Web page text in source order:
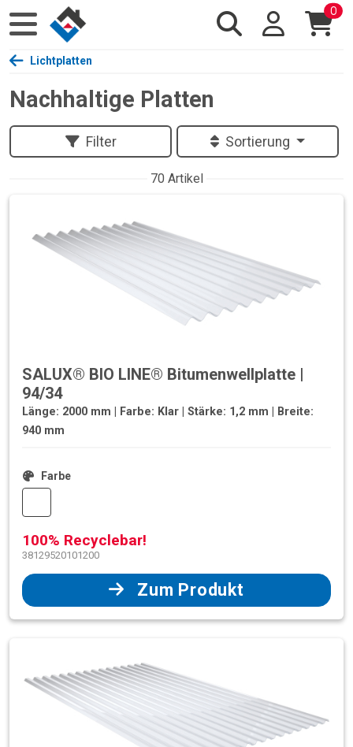
0
Lichtplatten
Nachhaltige Platten
Sortierung
Filter
70 Artikel
SALUX® BIO LINE® Bitumenwellplatte |
94/34
Länge: 2000 mm | Farbe: Klar | Stärke: 1,2 mm | Breite:
940 mm
Farbe
100% Recyclebar!
38129520101200
Zum Produkt